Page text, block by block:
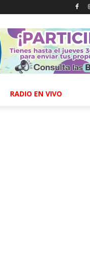
RADIO EN VIVO